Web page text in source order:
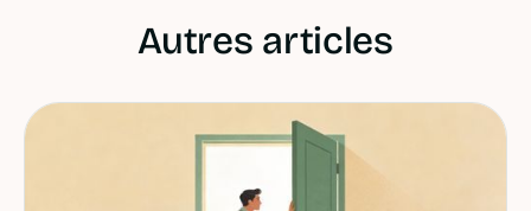
Autres articles